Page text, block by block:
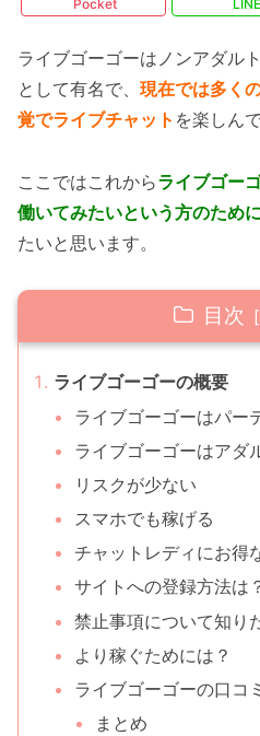
Pocket LINE
ライブゴーゴーはノンアダル
として有名で、 現在では多く
覚でライブチャット を楽しん
ここではこれからライブゴー
働いてみたいという方のために
たいと思います。
目次
ライブゴーゴーの概要
ライブゴーゴーはパー
ライブゴーゴーはアダ
リスクが少ない
スマホでも稼げる
チャットレディにお得
サイトへの登録方法は
禁止事項について知り
より稼ぐためには？
ライブゴーゴーの口コミ
まとめ